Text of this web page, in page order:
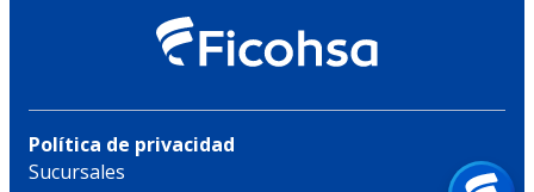
Política de privacidad
Sucursales